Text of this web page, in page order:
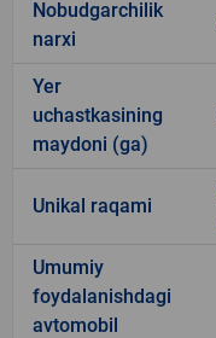
Nobudgarchilik
narxi
Yer
uchastkasining
maydoni (ga)
Unikal raqami
Umumiy
foydalanishdagi
avtomobil